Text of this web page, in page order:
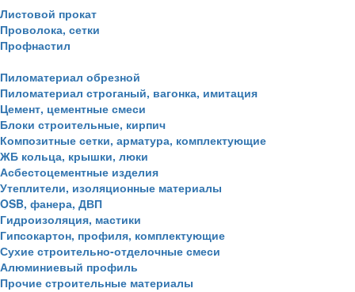
Листовой прокат
Проволока, сетки
Профнастил
Пиломатериал обрезной
Пиломатериал строганый, вагонка, имитация
Цемент, цементные смеси
Блоки строительные, кирпич
Композитные сетки, арматура, комплектующие
ЖБ кольца, крышки, люки
Асбестоцементные изделия
Утеплители, изоляционные материалы
OSB, фанера, ДВП
Гидроизоляция, мастики
Гипсокартон, профиля, комплектующие
Сухие строительно-отделочные смеси
Алюминиевый профиль
Прочие строительные материалы